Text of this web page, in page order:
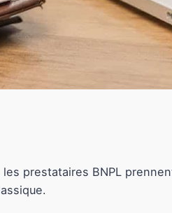
prestataires BNPL